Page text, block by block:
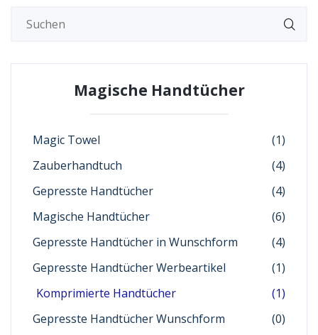
Magische Handtücher
Magic Towel
(1)
Zauberhandtuch
(4)
Gepresste Handtücher
(4)
Magische Handtücher
(6)
Gepresste Handtücher in Wunschform
(4)
Gepresste Handtücher Werbeartikel
(1)
Komprimierte Handtücher
(1)
Gepresste Handtücher Wunschform
(0)